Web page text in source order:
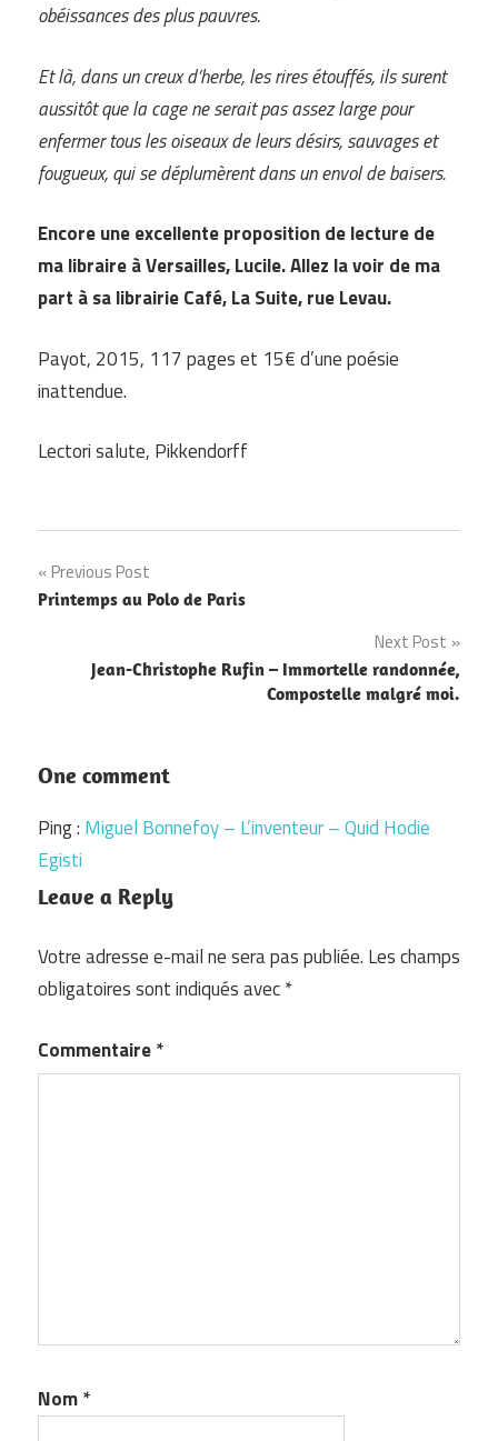
obéissances des plus pauvres.
Et là, dans un creux d’herbe, les rires étouffés, ils surent
aussitôt que la cage ne serait pas assez large pour
enfermer tous les oiseaux de leurs désirs, sauvages et
fougueux, qui se déplumèrent dans un envol de baisers.
Encore une excellente proposition de lecture de
ma libraire à Versailles, Lucile. Allez la voir de ma
part à sa librairie Café, La Suite, rue Levau.
Payot, 2015, 117 pages et 15€ d’une poésie
inattendue.
Lectori salute, Pikkendorff
Navigation
de
l’article
Previous Post
Printemps au Polo de Paris
Next Post
Jean-Christophe Rufin – Immortelle randonnée,
Compostelle malgré moi.
One comment
Ping : Miguel Bonnefoy – L’inventeur – Quid Hodie
Egisti
Leave a Reply
Votre adresse e-mail ne sera pas publiée. Les champs
obligatoires sont indiqués avec*
Commentaire*
Nom*